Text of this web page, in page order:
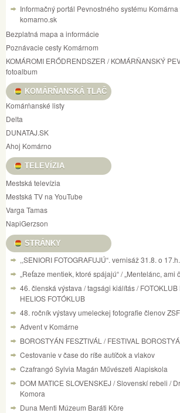
Informačný portál Pevnostného systému
komarno.sk
Bezplatná mapa a informácie
Poznávacie cesty Komárnom
KOMÁROMI ERŐDRENDSZER / KOMÁRŇANSKÝ
fotoalbum
KOMÁRŇANSKÁ TLAČ
Komárňanské listy
Delta
DUNATAJ.SK
Ahoj Komárno
TELEVÍZIA
Mestská televízia
Mestská TV na YouTube
Varga Tamas
NapiGerzson
STRÁNKY
,,SENIORI FOTOGRAFUJÚ“. vernisáž 31.8. o
„Reťaze mentiek, ktoré spájajú“ / „Mentelánc, ami
46. členská výstava / tagsági kiálítás /
HELIOS FOTÓKLUB
48. ročník výstavy umeleckej fotografie členov ZSF
Advent v Komárne
BOROSTYÁN FESZTIVÁL / FESTIVAL
Cestovanie v čase do ríše autíčok a vlakov
Czafrangó Sylvia Magán Művészeti Alapiskola
DOM MATICE SLOVENSKEJ / Slovenskí rebeli /
Komora
Duna Menti Múzeum Baráti Köre